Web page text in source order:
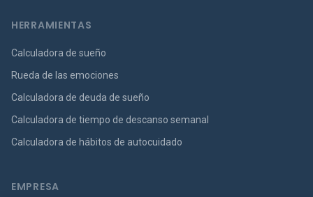
HERRAMIENTAS
Calculadora de sueño
Rueda de las emociones
Calculadora de deuda de sueño
Calculadora de tiempo de descanso semanal
Calculadora de hábitos de autocuidado
EMPRESA